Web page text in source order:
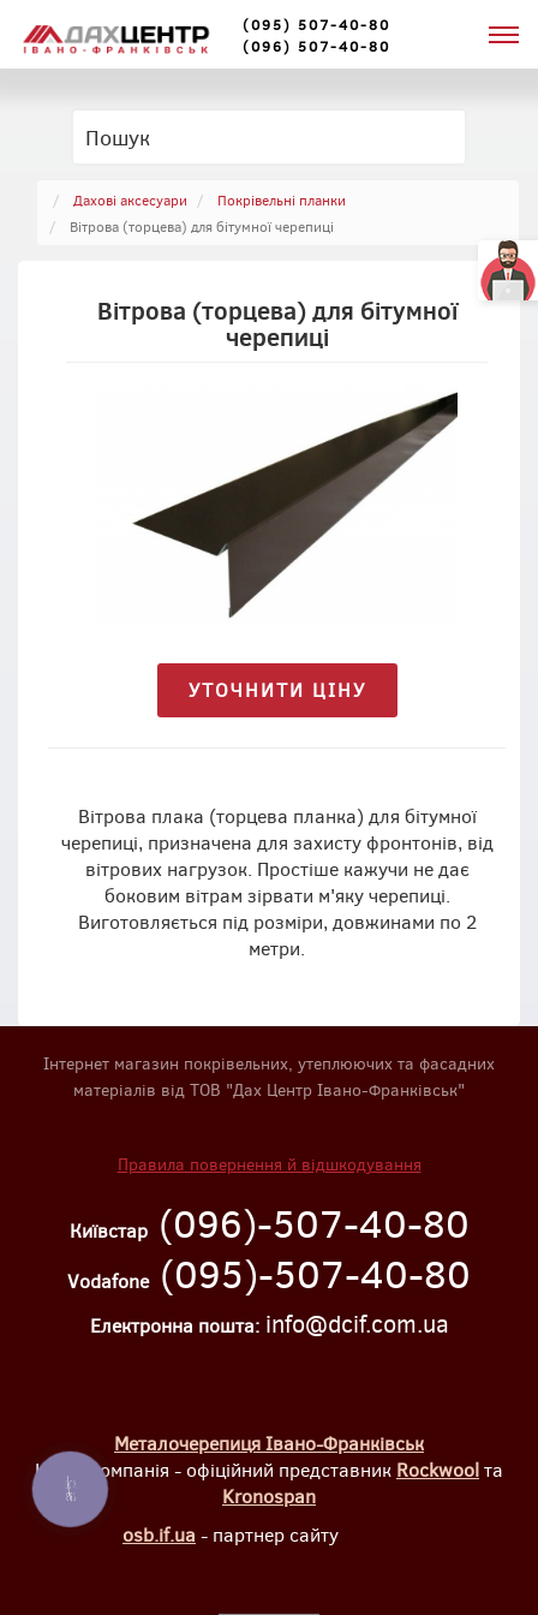
(095) 507-40-80
(096) 507-40-80
Дахові аксесуари
Покрівельні планки
Вітрова (торцева) для бітумної черепиці
Вітрова (торцева) для бітумної
черепиці
УТОЧНИТИ ЦІНУ
Вітрова плака (торцева планка) для бітумної
черепиці, призначена для захисту фронтонів, від
вітрових нагрузок. Простіше кажучи не дає
боковим вітрам зірвати м'яку черепиці.
Виготовляється під розміри, довжинами по 2
метри.
Інтернет магазин покрівельних, утеплюючих та фасадних
матеріалів від ТОВ "Дах Центр Івано-Франківськ"
Правила повернення й відшкодування
Київстар(096)-507-40-80
Vodafone(095)-507-40-80
Електронна пошта:info@dcif.com.ua
Металочерепиця Івано-Франківськ
Наша компанія - офіційний представник Rockwoolта
Kronospan
osb.if.ua - партнер сайту
КНОПКА
ЗВ'ЯЗКУ